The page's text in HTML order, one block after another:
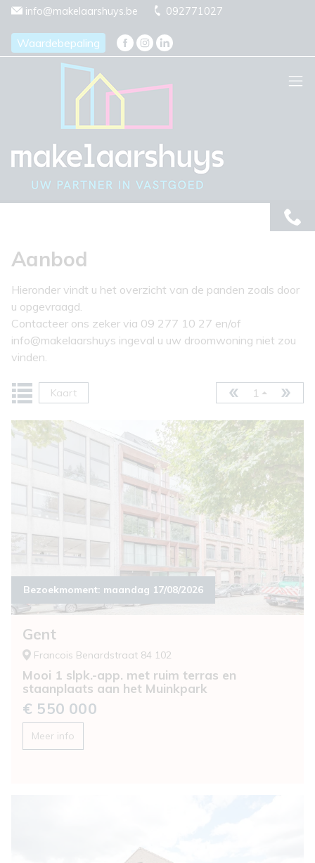
Menu overslaan en naar de inhoud gaan
info@makelaarshuys.be 092771027
Waardebepaling
Aanbod
Hieronder vindt u het overzicht van de panden zoals door
u opgevraagd.
Contacteer ons zeker via 09 277 10 27 en/of
info@makelaarshuys ingeval u uw droomwoning niet zou
vinden.
Kaart 1
Bezoekmoment: maandag 17/08/2026
Gent
Francois Benardstraat 84 102
Mooi 1 slpk.-app. met ruim terras en
staanplaats aan het Muinkpark
€ 550 000
Meer info